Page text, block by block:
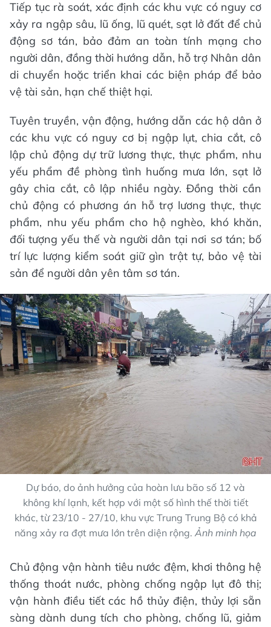
Tiếp tục rà soát, xác định các khu vực có nguy cơ
xảy ra ngập sâu, lũ ống, lũ quét, sạt lở đất để chủ
động sơ tán, bảo đảm an toàn tính mạng cho
người dân, đồng thời hướng dẫn, hỗ trợ Nhân dân
di chuyển hoặc triển khai các biện pháp để bảo
vệ tài sản, hạn chế thiệt hại.
Tuyên truyền, vận động, hướng dẫn các hộ dân ở
các khu vực có nguy cơ bị ngập lụt, chia cắt, cô
lập chủ động dự trữ lương thực, thực phẩm, nhu
yếu phẩm đề phòng tình huống mưa lớn, sạt lở
gây chia cắt, cô lập nhiều ngày. Đồng thời cần
chủ động có phương án hỗ trợ lương thực, thực
phẩm, nhu yếu phẩm cho hộ nghèo, khó khăn,
đối tượng yếu thế và người dân tại nơi sơ tán; bố
trí lực lượng kiểm soát giữ gìn trật tự, bảo vệ tài
sản để người dân yên tâm sơ tán.
Dự báo, do ảnh hưởng của hoàn lưu bão số 12 và
không khí lạnh, kết hợp với một số hình thế thời tiết
khác, từ 23/10 - 27/10, khu vực Trung Trung Bộ có khả
năng xảy ra đợt mưa lớn trên diện rộng. Ảnh minh họa
Chủ động vận hành tiêu nước đệm, khơi thông hệ
thống thoát nước, phòng chống ngập lụt đô thị;
vận hành điều tiết các hồ thủy điện, thủy lợi sẵn
sàng dành dung tích cho phòng, chống lũ, giảm